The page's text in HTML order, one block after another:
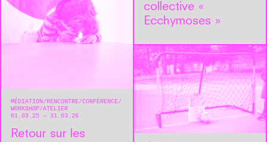
collective «
Ecchymoses »
MÉDIATION RENCONTRE/CONFÉRENCE
WORKSHOP/ATELIER
01.03.25 — 31.03.26
Retour sur les